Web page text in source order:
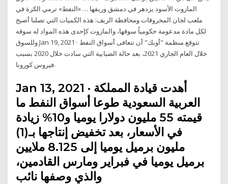
المازوت الأسود يزدهر في دمشق وريفها … «النفط» ترمي الكرة في
ملعب لجان المحروقات ومحافظة الريف: هذه الكميات التي تصلنا أصبح
لكل مادة مدعومة حكومياً سوقها، والمازوت كإحدى هذه المواد له سوقه
وللسوق Jan 19, 2021 · تتوقع منظمة "أوبك" أن تتعافى أسواق النفط
خلال العام الجاري 2021، بعد حالة الضبابية التي سادت خلال 2020 بسبب
فيروس كورونا.
Jan 13, 2021 · أهدت قيادة المملكة
العربية السعودية طوعا أسواق النفط ما
قيمته 55 مليون دولارا يوميا و10% زيادة
في الأسعار، بعد تخفيض إنتاجها بـ(1)
مليون برميل يوميا إلى 8.125 ملايين
برميل يوميا في فبراير ومارس القادمين،
والذي وصفها نائب